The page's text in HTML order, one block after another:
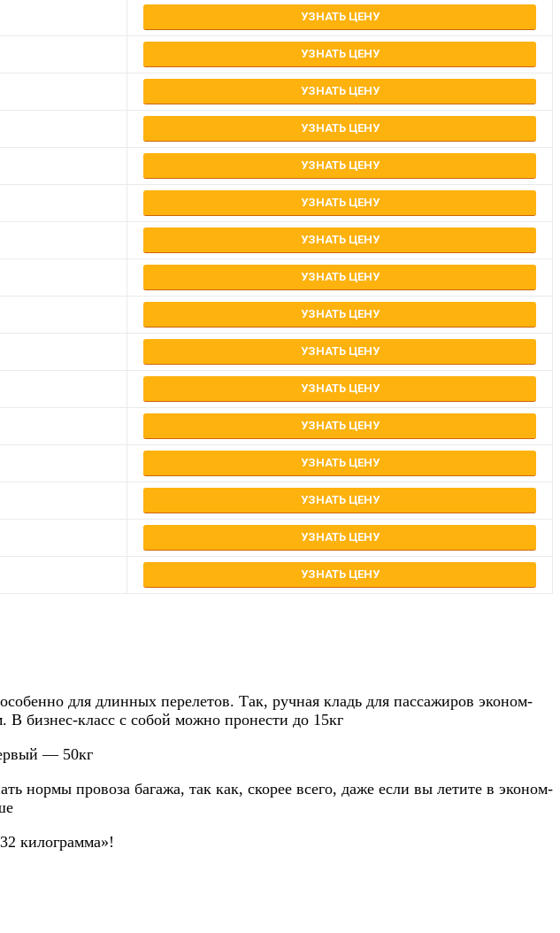
УЗНАТЬ ЦЕНУ
УЗНАТЬ ЦЕНУ
УЗНАТЬ ЦЕНУ
УЗНАТЬ ЦЕНУ
УЗНАТЬ ЦЕНУ
УЗНАТЬ ЦЕНУ
УЗНАТЬ ЦЕНУ
УЗНАТЬ ЦЕНУ
УЗНАТЬ ЦЕНУ
УЗНАТЬ ЦЕНУ
УЗНАТЬ ЦЕНУ
УЗНАТЬ ЦЕНУ
УЗНАТЬ ЦЕНУ
УЗНАТЬ ЦЕНУ
УЗНАТЬ ЦЕНУ
УЗНАТЬ ЦЕНУ
для длинных перелетов. Так, ручная кладь для пассажиров эконом-
бизнес-класс с собой можно пронести до 15кг
— 50кг
нормы провоза багажа, так как, скорее всего, даже если вы летите в эконом-
килограмма»!